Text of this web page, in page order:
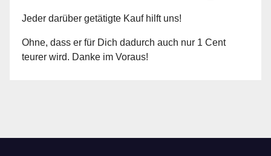
Jeder darüber getätigte Kauf hilft uns!
Ohne, dass er für Dich dadurch auch nur 1 Cent
teurer wird. Danke im Voraus!